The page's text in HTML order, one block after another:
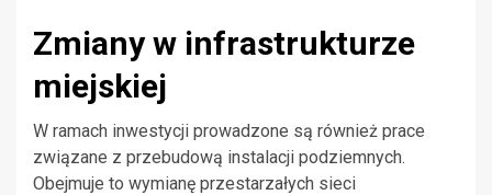
Zmiany w infrastrukturze
miejskiej
W ramach inwestycji prowadzone są również prace
związane z przebudową instalacji podziemnych.
Obejmuje to wymianę przestarzałych sieci